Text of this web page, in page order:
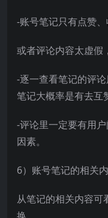
-账号笔记只有点赞
或者评论内容太虚假
-逐一查看笔记的评
笔记大概率是有去互
-评论里一定要有用
因素。
6）账号笔记的相关
从笔记的相关内容可